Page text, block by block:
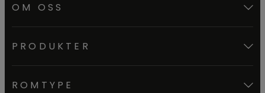
OM OSS
PRODUKTER
ROMTYPE